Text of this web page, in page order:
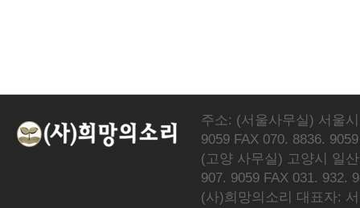
주소: (서울사무실) 서울
9059 FAX 070. 8836. 9059
(고양 사무실) 고양시 일
907. 9059 FAX 031. 932.
(사)희망의소리 대표자: